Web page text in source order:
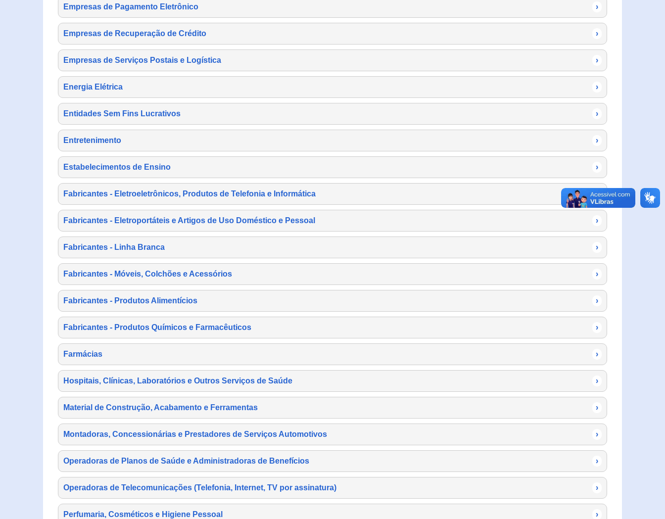
Empresas de Pagamento Eletrônico ›
Empresas de Recuperação de Crédito ›
Empresas de Serviços Postais e Logística ›
Energia Elétrica ›
Entidades Sem Fins Lucrativos ›
Entretenimento ›
Estabelecimentos de Ensino ›
Fabricantes - Eletroeletrônicos, Produtos de Telefonia e Informática ›
Fabricantes - Eletroportáteis e Artigos de Uso Doméstico e Pessoal ›
Fabricantes - Linha Branca ›
Fabricantes - Móveis, Colchões e Acessórios ›
Fabricantes - Produtos Alimentícios ›
Fabricantes - Produtos Químicos e Farmacêuticos ›
Farmácias ›
Hospitais, Clínicas, Laboratórios e Outros Serviços de Saúde ›
Material de Construção, Acabamento e Ferramentas ›
Montadoras, Concessionárias e Prestadores de Serviços Automotivos ›
Operadoras de Planos de Saúde e Administradoras de Benefícios ›
Operadoras de Telecomunicações (Telefonia, Internet, TV por assinatura) ›
Perfumaria, Cosméticos e Higiene Pessoal ›